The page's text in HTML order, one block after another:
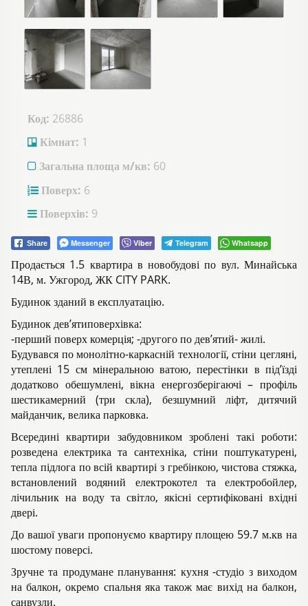
Код: 26886
Кімнат: 1
Загальна площа м/кв: 60
Поверх: 6
Поверхів: 9
Share Messenger Viber Telegram Whatsapp
Продається 1.5 квартира в новобудові по вул. Минайська
14В, м. Ужгород, ЖК CITY PARK.
Будинок зданий в експлуатацію.
Будинок дев’ятиповерхівка:
-перший поверх комерція; -другого по дев’ятий- жилі.
Будувався по монолітно-каркасній технології, стіни цегляні,
утеплені 15 см мінеральною ватою, перестінки в під’їзді
додатково обешумлені, вікна енергозберігаючі – профіль
шестикамерний (три скла), безшумний ліфт, дитячий
майданчик, велика парковка.
Всередині квартири забудовником зроблені такі роботи:
розведена електрика та сантехніка, стіни поштукатурені,
тепла підлога по всій квартирі з гребінкою, чистова стяжка,
встановлений водяний електрокотел та електробойлер,
лічильник на воду та світло, якісні сертифіковані вхідні
двері.
До вашої уваги пропонуємо квартиру площею 59.7 м.кв на
шостому поверсі.
Зручне та продумане планування: кухня -студіо з виходом
на балкон, окремо спальня яка також має вихід на балкон,
санвузли.